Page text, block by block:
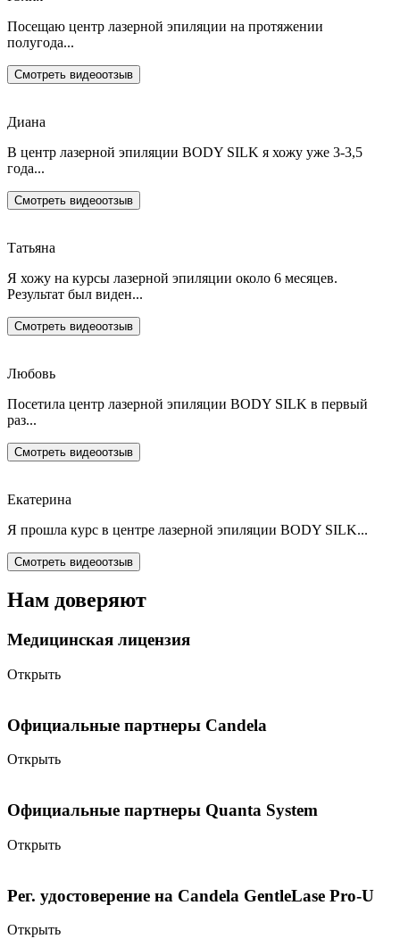
Посещаю центр лазерной эпиляции на протяжении
полугода...
Смотреть видеоотзыв
Диана
В центр лазерной эпиляции BODY SILK я хожу уже 3-3,5
года...
Смотреть видеоотзыв
Татьяна
Я хожу на курсы лазерной эпиляции около 6 месяцев.
Результат был виден...
Смотреть видеоотзыв
Любовь
Посетила центр лазерной эпиляции BODY SILK в первый
раз...
Смотреть видеоотзыв
Екатерина
Я прошла курс в центре лазерной эпиляции BODY SILK...
Смотреть видеоотзыв
Нам доверяют
Медицинская лицензия
Открыть
Официальные партнеры Candela
Открыть
Официальные партнеры Quanta System
Открыть
Рег. удостоверение на Candela GentleLase Pro-U
Открыть